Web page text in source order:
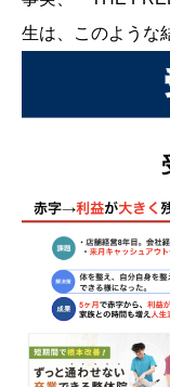
生は、このような